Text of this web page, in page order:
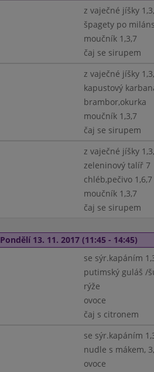
z vaječné jíšky
špagety po
moučník 1,3,7
čaj se sirupem
z vaječné jíšky
kapustový
brambor,okurka
moučník 1,3,7
čaj se sirupem
z vaječné jíšky
zeleninový talíř 7
chléb,pečivo 1,6,7
moučník 1,3,7
čaj se sirupem
Pondělí 13. 11. 2017 (11:45 - 14:45)
se sýr.kapáním
putimský guláš /
rýže
ovoce
čaj s citronem
se sýr.kapáním
nudle s mákem,
ovoce